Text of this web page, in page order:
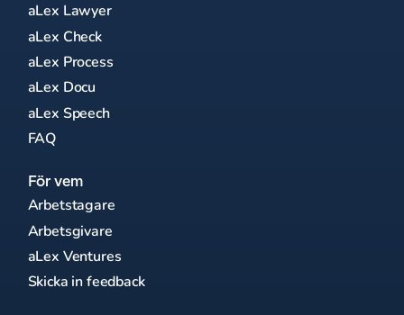
aLex Lawyer
aLex Check
aLex Process
aLex Docu
aLex Speech
FAQ
För vem
Arbetstagare
Arbetsgivare
aLex Ventures
Skicka in feedback